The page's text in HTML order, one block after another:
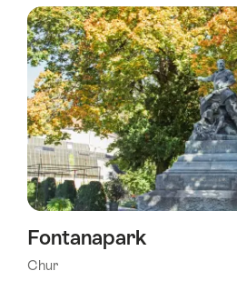
wurde
nach
folgenden
Tags
gefiltert
Fontanapark
Chur